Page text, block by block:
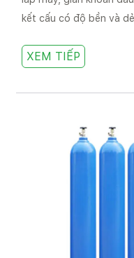
kết cấu có độ bền và
XEM TIẾP